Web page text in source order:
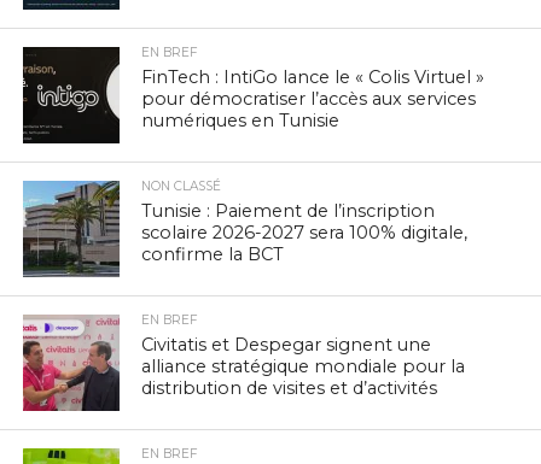
EN BREF
FinTech : IntiGo lance le « Colis Virtuel »
pour démocratiser l’accès aux services
numériques en Tunisie
NON CLASSÉ
Tunisie : Paiement de l’inscription
scolaire 2026-2027 sera 100% digitale,
confirme la BCT
EN BREF
Civitatis et Despegar signent une
alliance stratégique mondiale pour la
distribution de visites et d’activités
EN BREF